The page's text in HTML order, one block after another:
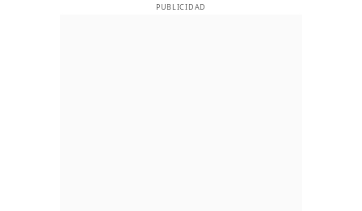
PUBLICIDAD